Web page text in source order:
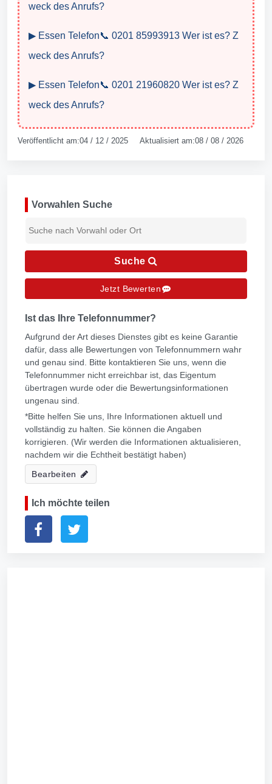
weck des Anrufs?
▶ Essen Telefon📞 0201 85993913 Wer ist es? Z
weck des Anrufs?
▶ Essen Telefon📞 0201 21960820 Wer ist es? Z
weck des Anrufs?
Veröffentlicht am:04 / 12 / 2025 Aktualisiert am:08 / 08 / 2026
Vorwahlen Suche
Suche
Jetzt Bewerten
Ist das Ihre Telefonnummer?
Aufgrund der Art dieses Dienstes gibt es keine Garantie
dafür, dass alle Bewertungen von Telefonnummern wahr
und genau sind. Bitte kontaktieren Sie uns, wenn die
Telefonnummer nicht erreichbar ist, das Eigentum
übertragen wurde oder die Bewertungsinformationen
ungenau sind.
*Bitte helfen Sie uns, Ihre Informationen aktuell und
vollständig zu halten. Sie können die Angaben
korrigieren. (Wir werden die Informationen aktualisieren,
nachdem wir die Echtheit bestätigt haben)
Bearbeiten
Ich möchte teilen